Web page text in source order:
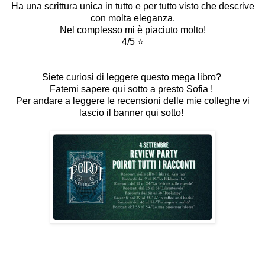
Ha una scrittura unica in tutto e per tutto visto che descrive
con molta eleganza.
Nel complesso mi è piaciuto molto!
4/5 ⭐️
Siete curiosi di leggere questo mega libro?
Fatemi sapere qui sotto a presto Sofia !
Per andare a leggere le recensioni delle mie colleghe vi
lascio il banner qui sotto!